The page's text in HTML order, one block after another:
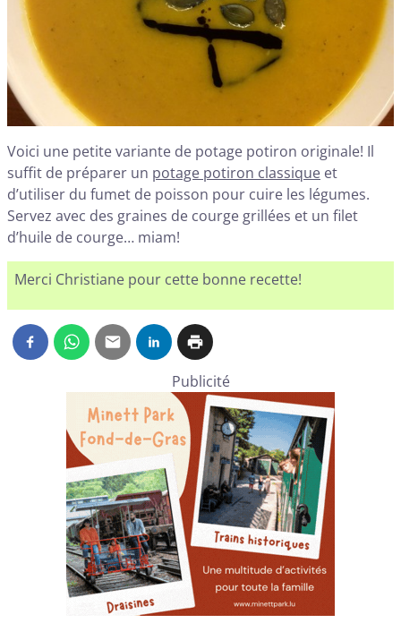
Voici une petite variante de potage potiron originale! Il
suffit de préparer un potage potiron classique et
d’utiliser du fumet de poisson pour cuire les légumes.
Servez avec des graines de courge grillées et un filet
d’huile de courge… miam!
Merci Christiane pour cette bonne recette!
Publicité